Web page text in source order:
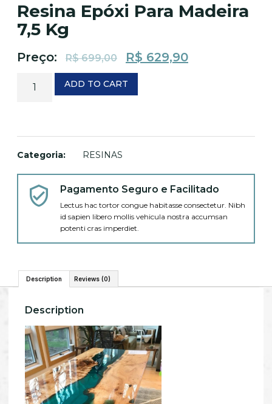
Resina Epóxi Para Madeira
7,5 Kg
Preço: R$699,00 R$ 629,90
ADD TO CART
Categoria: RESINAS
Pagamento Seguro e Facilitado
Lectus hac tortor congue habitasse consectetur. Nibh
id sapien libero mollis vehicula nostra accumsan
potenti cras imperdiet.
Description Reviews (0)
Description